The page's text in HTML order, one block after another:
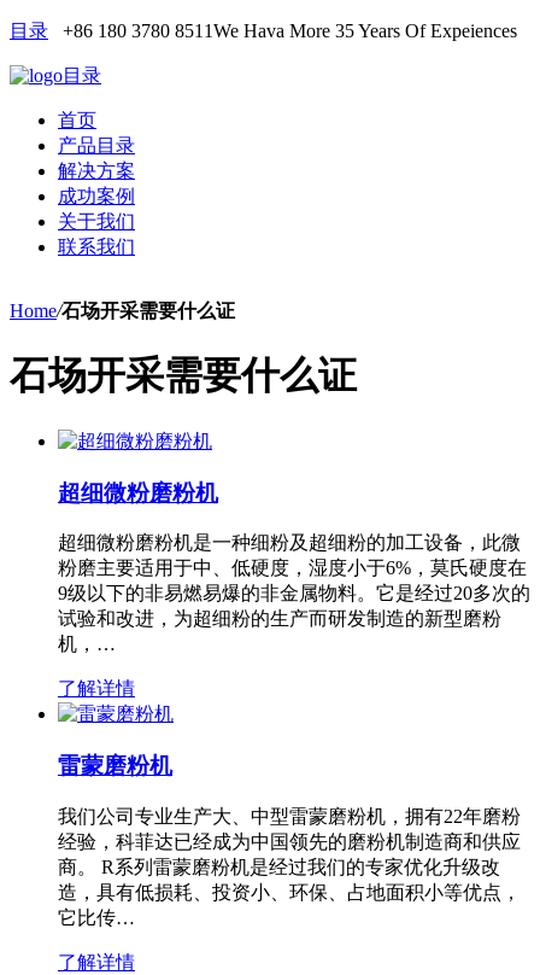
目录 +86 180 3780 8511We Hava More 35 Years Of Expeiences
目录
首页
产品目录
解决方案
成功案例
关于我们
联系我们
Home/石场开采需要什么证
石场开采需要什么证
超细微粉磨粉机
超细微粉磨粉机是一种细粉及超细粉的加工设备，此微
粉磨主要适用于中、低硬度，湿度小于6%，莫氏硬度在
9级以下的非易燃易爆的非金属物料。它是经过20多次的
试验和改进，为超细粉的生产而研发制造的新型磨粉
机，…
了解详情
雷蒙磨粉机
我们公司专业生产大、中型雷蒙磨粉机，拥有22年磨粉
经验，科菲达已经成为中国领先的磨粉机制造商和供应
商。 R系列雷蒙磨粉机是经过我们的专家优化升级改
造，具有低损耗、投资小、环保、占地面积小等优点，
它比传…
了解详情